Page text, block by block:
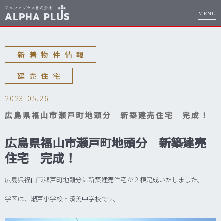
MENU
新着物件情報
建売住宅
2023.05.26
広島県福山市瀬戸町地頭分 新築建売住宅 完成！
広島県福山市瀬戸町地頭分 新築建売
住宅 完成！
広島県福山市瀬戸町地頭分に新築建売住宅が２棟完成いたしました。
学区は、瀬戸小学校・済美中学校です。